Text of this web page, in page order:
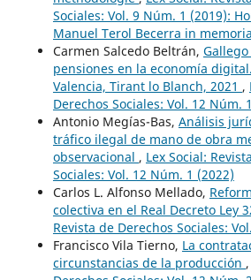
Sociales: Vol. 9 Núm. 1 (2019):
Manuel Terol Becerra in
Carmen Salcedo Beltrán, Gallego
pensiones en la economía
Valencia, Tirant lo Blanch, 2021 ,
Derechos Sociales: Vol. 12 Núm.
Antonio Megías-Bas, Análisis
tráfico ilegal de mano de obra
observacional , Lex Social:
Sociales: Vol. 12 Núm. 1 (2022)
Carlos L. Alfonso Mellado,
colectiva en el Real Decreto Ley
Revista de Derechos Sociales:
Francisco Vila Tierno, La
circunstancias de la producción ,